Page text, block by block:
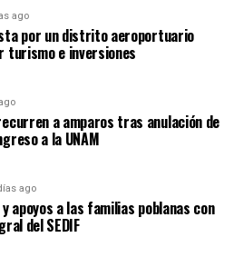
ago
por un distrito aeroportuario
turismo e inversiones
a amparos tras anulación de
a la UNAM
ago
apoyos a las familias poblanas con
del SEDIF